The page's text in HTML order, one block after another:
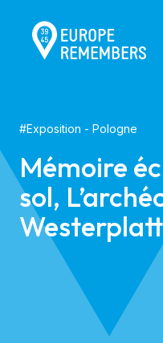
#Exposition - Pologne
Mémoire
sol,